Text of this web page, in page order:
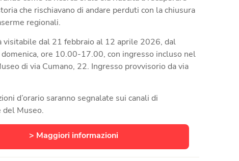
che rischiavano di andare perduti con la chiusura
regionali.
visitabile dal 21 febbraio al 12 aprile 2026, dal
ore 10.00-17.00, con ingresso incluso nel
seo di via Cumano, 22. Ingresso provvisorio da via
d’orario saranno segnalate sui canali di
del Museo.
> Maggiori informazioni